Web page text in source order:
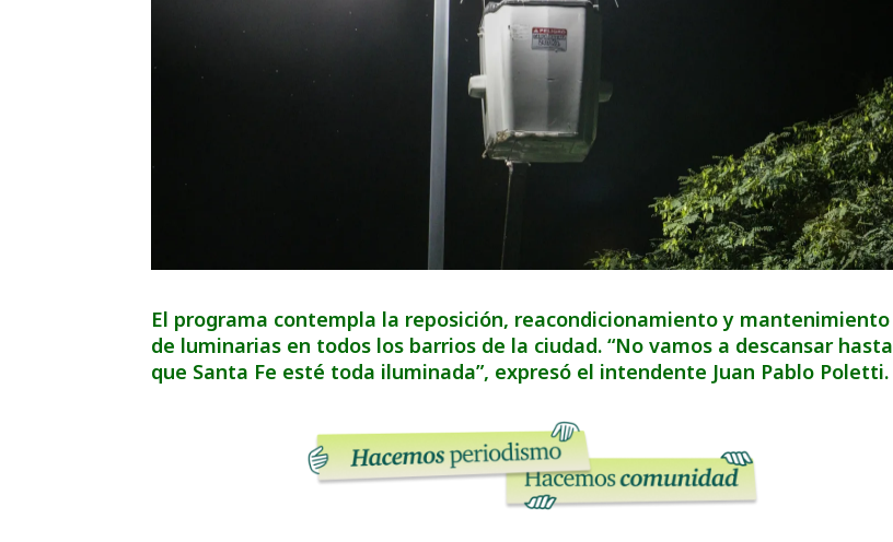
El programa contempla la reposición, reacondicionamiento y mantenimiento
de luminarias en todos los barrios de la ciudad. “No vamos a descansar hasta
que Santa Fe esté toda iluminada”, expresó el intendente Juan Pablo Poletti.